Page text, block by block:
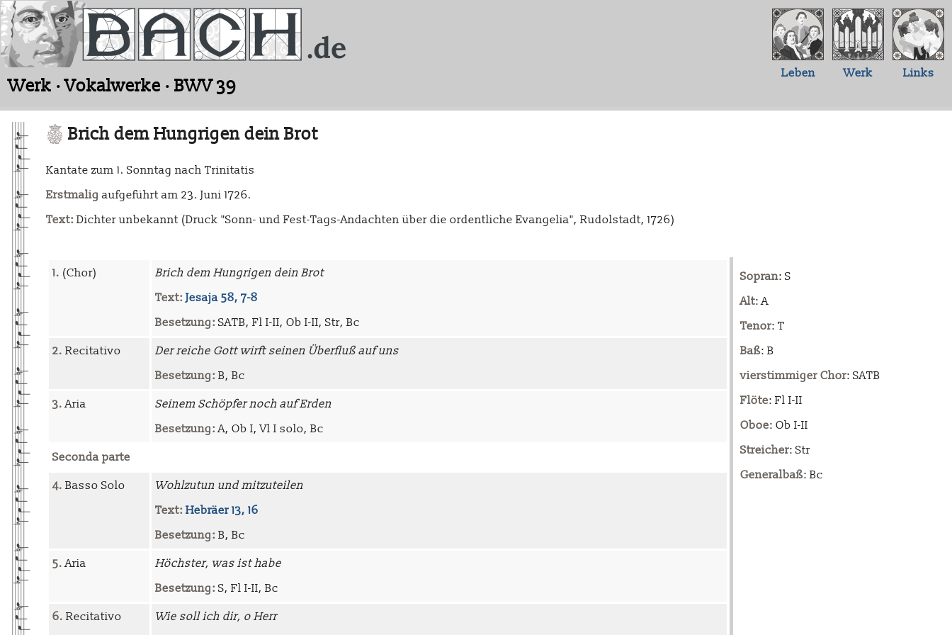
Werk · Vokalwerke · BWV 39
Leben Werk Links
Brich dem Hungrigen dein Brot
Kantate zum 1. Sonntag nach Trinitatis
Erstmalig aufgeführt am 23. Juni 1726.
Text: Dichter unbekannt (Druck "Sonn- und Fest-Tags-Andachten über die ordentliche Evangelia", Rudolstadt, 1726)
1. (Chor)
Brich dem Hungrigen dein Brot
Text: Jesaja 58, 7-8
Besetzung: SATB, Fl I-II, Ob I-II, Str, Bc
2. Recitativo
Der reiche Gott wirft seinen Überfluß auf uns
Besetzung: B, Bc
3.Aria
Seinem Schöpfer noch auf Erden
Besetzung:A, Ob I, Vl I solo, Bc
Seconda parte
4. Basso Solo
Wohlzutun und mitzuteilen
Text: Hebräer 13, 16
Besetzung: B, Bc
5.Aria
Höchster, was ist habe
Besetzung: S, Fl I-II, Bc
6. Recitativo
Wie soll ich dir, o Herr
Sopran: S
Alt: A
Tenor: T
Baß: B
vierstimmiger Chor: SATB
Flöte: Fl I-II
Oboe: Ob I-II
Streicher: Str
Generalbaß: Bc